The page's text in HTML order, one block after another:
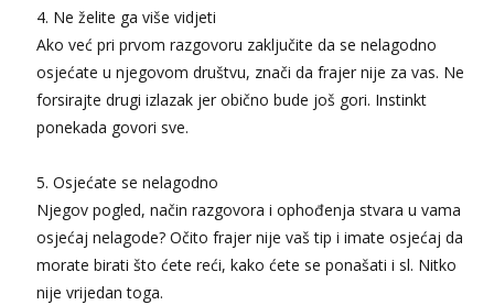
4. Ne želite ga više vidjeti
Ako već pri prvom razgovoru zaključite da se nelagodno
osjećate u njegovom društvu, znači da frajer nije za vas. Ne
forsirajte drugi izlazak jer obično bude još gori. Instinkt
ponekada govori sve.
5. Osjećate se nelagodno
Njegov pogled, način razgovora i ophođenja stvara u vama
osjećaj nelagode? Očito frajer nije vaš tip i imate osjećaj da
morate birati što ćete reći, kako ćete se ponašati i sl. Nitko
nije vrijedan toga.